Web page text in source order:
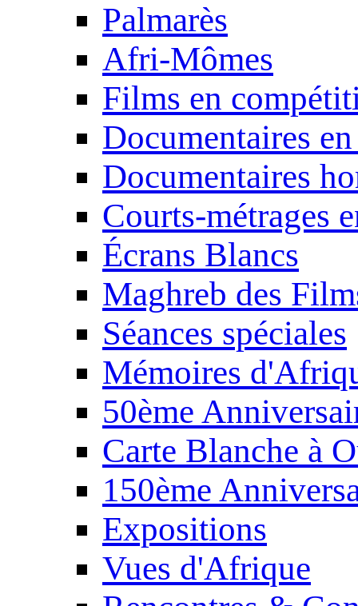
Palmarès
Afri-Mômes
Films en
Documentaires
Documentaires
Courts-métrages
Écrans Blancs
Maghreb des
Séances spéciales
Mémoires
50ème
Carte Blanche à
150ème
Expositions
Vues d'Afrique